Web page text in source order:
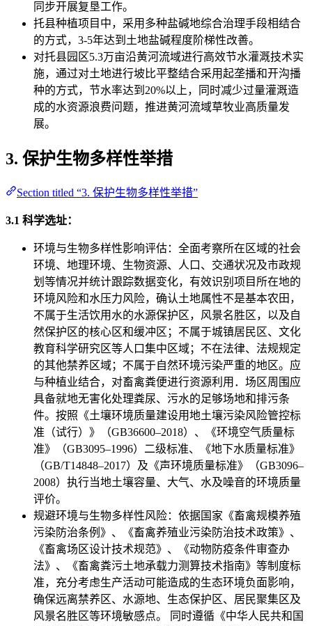
同步开展复垦工作。
托县种植项目中，采用多种盐碱地综合治理手段相结合
的方式，3-5年达到土地盐碱程度阶梯性改善。
对托县园区5.3万亩沿黄河流域进行高效节水灌溉技术实
施，通过对土地进行坡比平整结合采用起垄播和开沟播
种的方式，节水率达到20%以上，同时减少过量灌溉造
成的水资源浪费问题，推进黄河流域草牧业高质量发
展。
3. 保护生物多样性举措
Section titled “3. 保护生物多样性举措”
3.1 科学选址：
环境与生物多样性影响评估：全面考察所在区域的社会
环境、地理环境、生物资源、人口、交通状况及市政规
划等情况并统计跟踪数据变化，有效识别项目所在地的
环境风险和水压力风险，确认土地属性不是基本农田，
不属于生活饮用水的水源保护区，风景名胜区，以及自
然保护区的核心区和缓冲区；不属于城镇居民区、文化
教育科学研究区等人口集中区域；不在法律、法规规定
的其他禁养区域；不属于自然环境污染严重的地区。应
与种植业结合，对畜禽粪便进行资源利用．场区周围应
具备就地无害化处理粪尿、污水的足够场地和排污条
件。按照《土壤环境质量建设用地土壤污染风险管控标
准（试行）》（GB36600–2018）、《环境空气质量标
准》（GB3095–1996）二级标准、《地下水质量标准》
（GB/T14848–2017）及《声环境质量标准》（GB3096–
2008）执行当地土壤容量、大气、水及噪音的环境质量
评价。
规避环境与生物多样性风险：依据国家《畜禽规模养殖
污染防治条例》、《畜禽养殖业污染防治技术政策》、
《畜禽场区设计技术规范》、《动物防疫条件审查办
法》、《畜禽粪污土地承载力测算技术指南》等制度标
准，充分考虑生产活动可能造成的生态环境负面影响，
确保远离禁养区、水源地、生态保护区、居民聚集区及
风景名胜区等环境敏感点。 同时遵循《中华人民共和国